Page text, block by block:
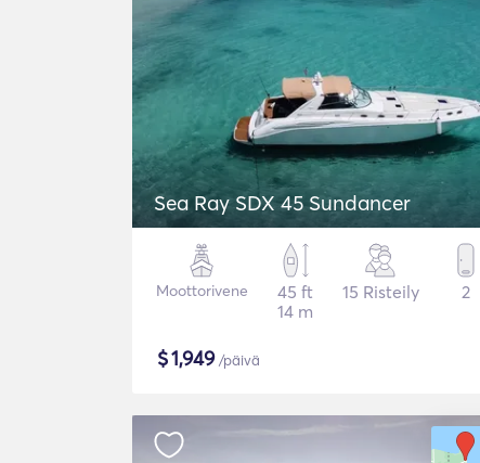
Sea Ray SDX 45 Sundancer
Moottorivene
45 ft
14 m
15 Risteily 2
$1,949/päivä